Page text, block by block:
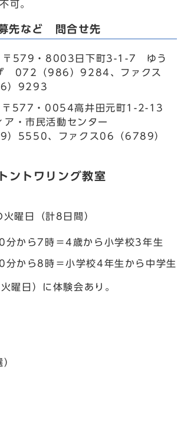
可。
先など 問合せ先
〒579・8003日下町3-1-7 ゆう
072（986）9284、ファクス
）9293
〒577・0054高井田元町1-2-13
ア・市民活動センター
）5550、ファクス06（6789）
ントワリング教室
曜日（計8日間）
分から7時＝4歳から小学校3年生
分から8時＝小学校4年生から中学生
日）に体験会あり。